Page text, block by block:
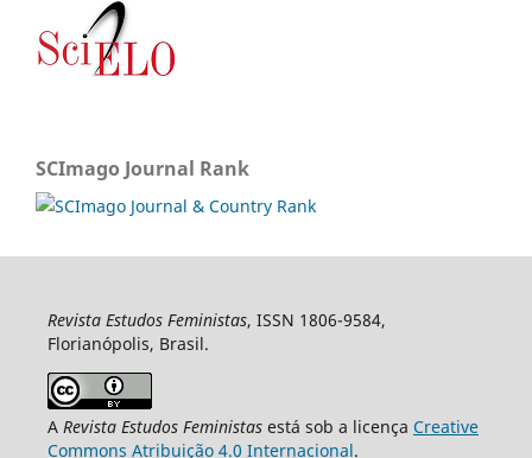
SCImago Journal Rank
Revista Estudos Feministas, ISSN 1806-9584,
Florianópolis, Brasil.
A Revista Estudos Feministasestá sob a licença Creative
Commons Atribuição 4.0 Internacional.